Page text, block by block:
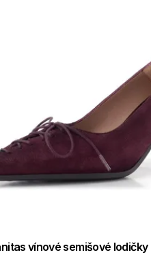
vínové semišové lodičky